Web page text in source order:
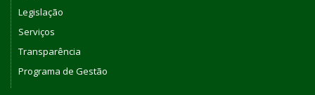
Legislação
Serviços
Transparência
Programa de Gestão